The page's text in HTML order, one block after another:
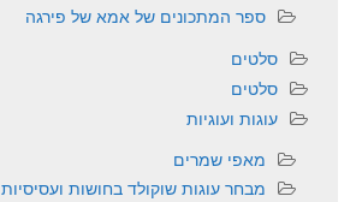
ספר המתכונים של אמא של פירגה
סלטים
סלטים
עוגות ועוגיות
מאפי שמרים
מבחר עוגות שוקולד בחושות ועסיסיות